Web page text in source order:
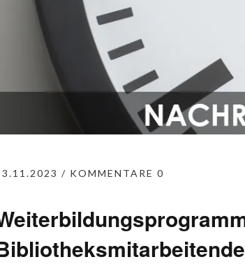
KOMMENTARE 0